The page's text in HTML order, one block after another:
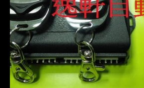
聯絡我們